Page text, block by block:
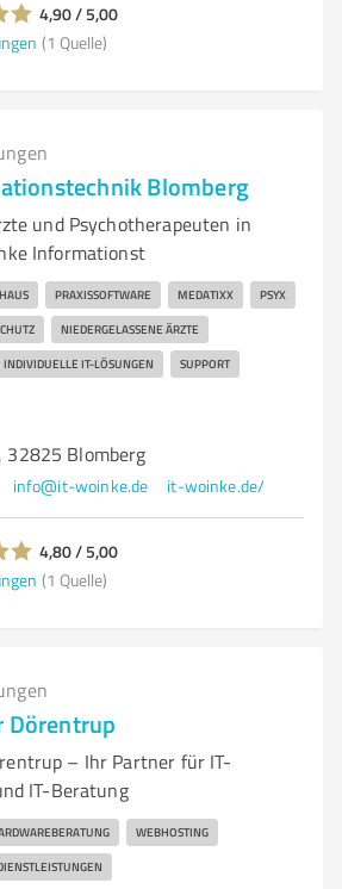
4,90 / 5,00
(1 Quelle)
Blomberg
und Psychotherapeuten in
Informationst
PRAXISSOFTWARE MEDATIXX PSYX
NIEDERGELASSENE ÄRZTE
INDIVIDUELLE IT-LÖSUNGEN SUPPORT
Blomberg
info@it-woinke.de it-woinke.de/
4,80 / 5,00
(1 Quelle)
Dörentrup
– Ihr Partner für IT-
IT-Beratung
WEBHOSTING